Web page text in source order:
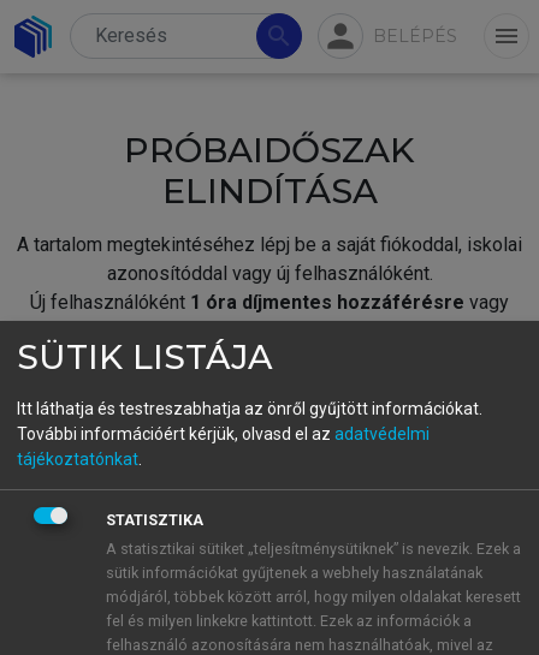
search person BELÉPÉS menu
PRÓBAIDŐSZAK
ELINDÍTÁSA
A tartalom megtekintéséhez lépj be a saját fiókoddal, iskolai
azonosítóddal vagy új felhasználóként.
Új felhasználóként 1 óra díjmentes hozzáférésre vagy
fiókoddal,vagy hozz létre új fiókot.
A regisztráció után apróbaidőszakautomatikusan
BELÉPÉS SAJÁT FIÓKKAL
ÚJ FIÓK LÉTREHOZÁSA
1 óra díjmentes hozzáférés
SÜTIK LISTÁJA
Itt láthatja és testreszabhatja az önről gyűjtött információkat.
További információért kérjük, olvasd el az adatvédelmi
tájékoztatónkat
STATISZTIKA
A statisztikai sütiket „teljesítménysütiknek” is nevezik. Ezek a
sütik információkat gyűjtenek a webhely használatának
módjáról, többek között arról, hogy milyen oldalakat keresett
fel és milyen linkekre kattintott. Ezek az információk a
felhasználó azonosítására nem használhatóak, mivel az